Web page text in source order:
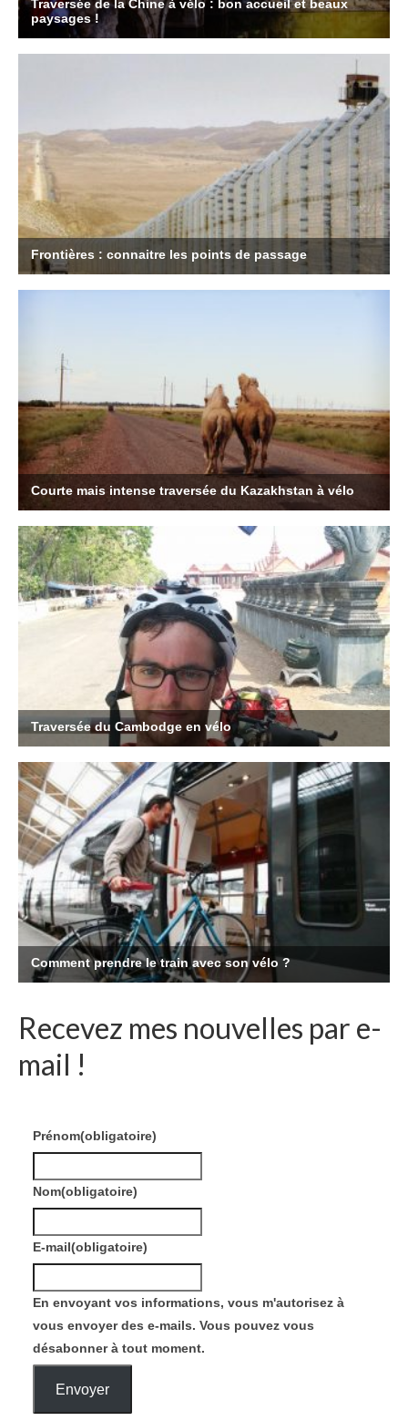
Recevez mes nouvelles par e-
mail !
Prénom(obligatoire)
Nom(obligatoire)
E-mail(obligatoire)
En envoyant vos informations, vous m'autorisez à
vous envoyer des e-mails. Vous pouvez vous
désabonner à tout moment.
Envoyer